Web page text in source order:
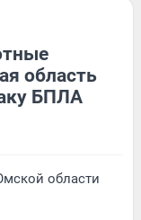
область
БПЛА
области